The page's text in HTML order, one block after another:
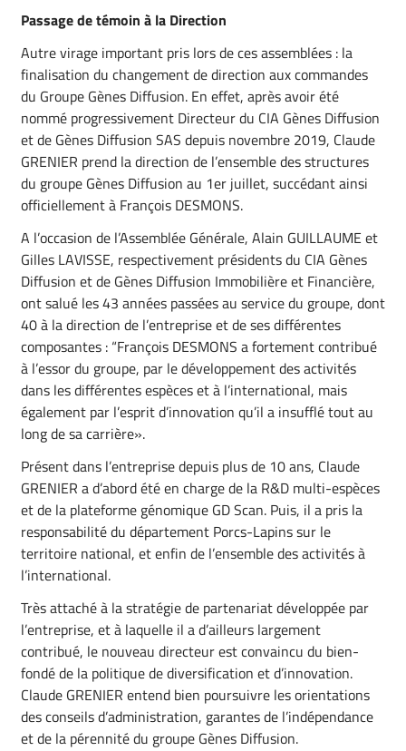
Passage de témoin à la Direction
Autre virage important pris lors de ces assemblées : la
finalisation du changement de direction aux commandes
du Groupe Gènes Diffusion. En effet, après avoir été
nommé progressivement Directeur du CIA Gènes Diffusion
et de Gènes Diffusion SAS depuis novembre 2019, Claude
GRENIER prend la direction de l’ensemble des structures
du groupe Gènes Diffusion au 1er juillet, succédant ainsi
officiellement à François DESMONS.
A l’occasion de l’Assemblée Générale, Alain GUILLAUME et
Gilles LAVISSE, respectivement présidents du CIA Gènes
Diffusion et de Gènes Diffusion Immobilière et Financière,
ont salué les 43 années passées au service du groupe, dont
40 à la direction de l’entreprise et de ses différentes
composantes : “François DESMONS a fortement contribué
à l’essor du groupe, par le développement des activités
dans les différentes espèces et à l’international, mais
également par l’esprit d’innovation qu’il a insufflé tout au
long de sa carrière».
Présent dans l’entreprise depuis plus de 10 ans, Claude
GRENIER a d’abord été en charge de la R&D multi-espèces
et de la plateforme génomique GD Scan. Puis, il a pris la
responsabilité du département Porcs-Lapins sur le
territoire national, et enfin de l’ensemble des activités à
l’international.
Très attaché à la stratégie de partenariat développée par
l’entreprise, et à laquelle il a d’ailleurs largement
contribué, le nouveau directeur est convaincu du bien-
fondé de la politique de diversification et d’innovation.
Claude GRENIER entend bien poursuivre les orientations
des conseils d’administration, garantes de l’indépendance
et de la pérennité du groupe Gènes Diffusion.